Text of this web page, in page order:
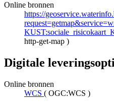
Online bronnen
https://
http-get-map )
Digitale
Online bronnen
WCS ( OGC:WCS )